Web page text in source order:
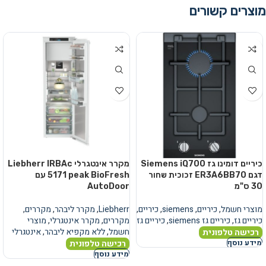
מוצרים קשורים
כיריים דומינו גז Siemens iQ700
דגם ER3A6BB70 זכוכית שחור
30 ס"מ
מוצרי חשמל,כיריים,
siemens
,כיריים,
כיריים גז,כיריים גז siemens ,כיריים גז
רכישה טלפונית
מידע נוסף
מקרר אינטגרלי Liebherr IRBAc
5171 peak BioFresh עם
AutoDoor
Liebherr
,מקרר ליבהר,מקררים,
מקררים,מקרר אינטגרלי,מוצרי
חשמל,ללא מקפיא ליבהר,אינטגרלי
רכישה טלפונית
מידע נוסף